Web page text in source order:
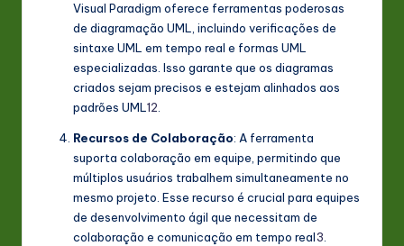
Visual Paradigm oferece ferramentas poderosas
de diagramação UML, incluindo verificações de
sintaxe UML em tempo real e formas UML
especializadas. Isso garante que os diagramas
criados sejam precisos e estejam alinhados aos
padrões UML12
Recursos de Colaboração: A ferramenta
suporta colaboração em equipe, permitindo que
múltiplos usuários trabalhem simultaneamente no
mesmo projeto. Esse recurso é crucial para equipes
de desenvolvimento ágil que necessitam de
colaboração e comunicação em tempo real3